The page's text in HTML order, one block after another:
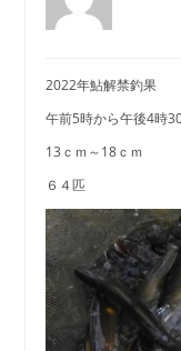
2022年鮎解禁釣果
午前5時から午後4時
13ｃｍ～18ｃｍ
６４匹